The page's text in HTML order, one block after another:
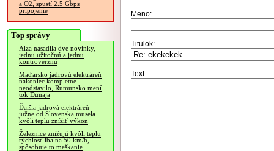
a O2, spustí 2.5 Gbps
pripojenie
Top správy
Alza nasadila dve novinky,
jednu užitočnú a jednu
kontroverznú
Maďarsko jadrovú elektráreň
nakoniec kompletne
neodstavilo, Rumunsko mení
tok Dunaja
Ďalšia jadrová elektráreň
južne od Slovenska musela
kvôli teplu znížiť výkon
Železnice znižujú kvôli teplu
rýchlosť iba na 50 km/h,
spôsobuje to meškanie
Meno:
Titulok:
Text: